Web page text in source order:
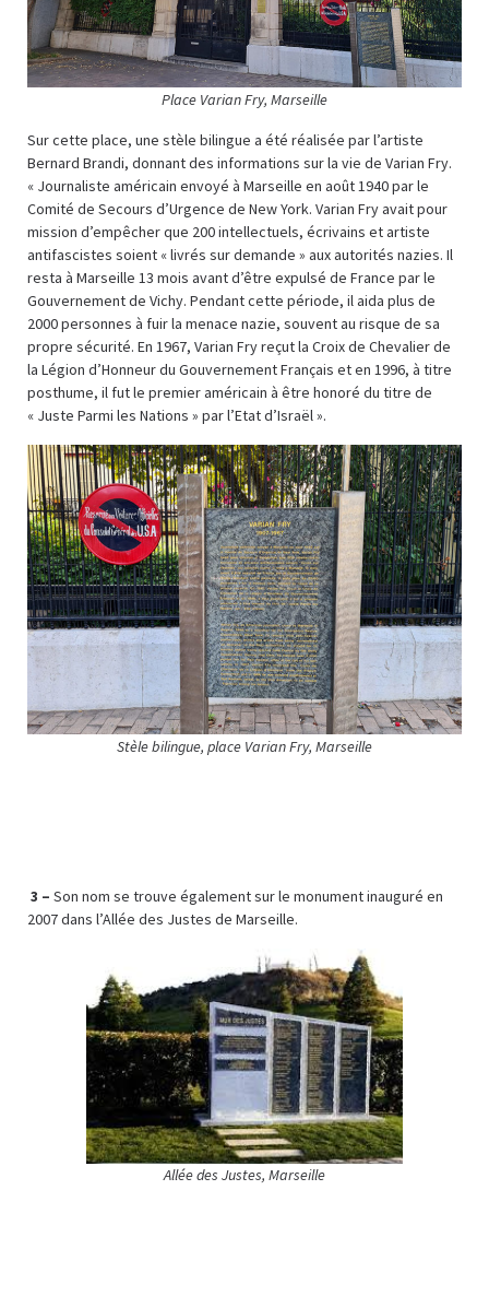
Place Varian Fry, Marseille
Sur cette place, une stèle bilingue a été réalisée par l’artiste
Bernard Brandi, donnant des informations sur la vie de Varian Fry.
« Journaliste américain envoyé à Marseille en août 1940 par le
Comité de Secours d’Urgence de New York. Varian Fry avait pour
mission d’empêcher que 200 intellectuels, écrivains et artiste
antifascistes soient « livrés sur demande » aux autorités nazies. Il
resta à Marseille 13 mois avant d’être expulsé de France par le
Gouvernement de Vichy. Pendant cette période, il aida plus de
2000 personnes à fuir la menace nazie, souvent au risque de sa
propre sécurité. En 1967, Varian Fry reçut la Croix de Chevalier de
la Légion d’Honneur du Gouvernement Français et en 1996, à titre
posthume, il fut le premier américain à être honoré du titre de
« Juste Parmi les Nations » par l’Etat d’Israël ».
Stèle bilingue, place Varian Fry, Marseille
3 – Son nom se trouve également sur le monument inauguré en
2007 dans l’Allée des Justes de Marseille.
Allée des Justes, Marseille